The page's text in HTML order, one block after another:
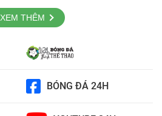
XEM THÊM
BÓNG ĐÁ 24H